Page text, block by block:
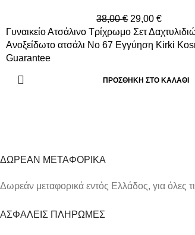
38,00€ 29,00€
Γυναικείο Ατσάλινο Τρίχρωμο Σετ
Ανοξείδωτο ατσάλι Νο 67 Εγγύηση Kirki
Guarantee
ΠΡΟΣΘΉΚΗ ΣΤΟ ΚΑΛΆΘΙ
ΔΩΡΕΑΝ ΜΕΤΑΦΟΡΙΚΑ
Δωρεάν μεταφορικά εντός Ελλάδος, για όλες
ΑΣΦΑΛΕΙΣ ΠΛΗΡΩΜΕΣ